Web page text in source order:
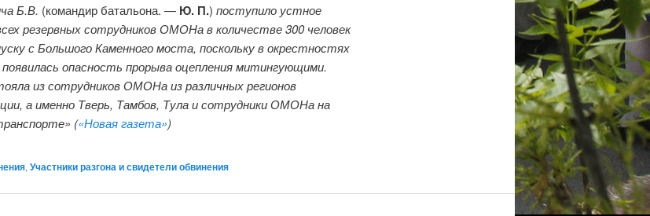
Б.В. (командир батальона. —Ю. П.) поступило устное
резервных сотрудников ОМОНа в количестве 300 человек
с Большого Каменного моста, поскольку в окрестностях
опасность прорыва оцепления митингующими.
из сотрудников ОМОНа из различных регионов
а именно Тверь, Тамбов, Тула и сотрудники ОМОНа на
(«Новая газета»)
, Участники разгона и свидетели обвинения